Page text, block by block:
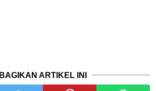
BAGIKAN ARTIKEL INI